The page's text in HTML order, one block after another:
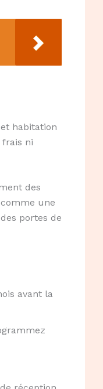
habitation
frais ni
des
une
portes de
avant la